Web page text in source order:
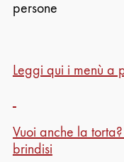
persone
Leggi qui i menù a
Vuoi anche la
brindisi